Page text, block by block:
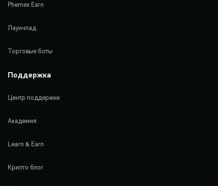
Phemex Earn
Лаунчпад
Торговые боты
Поддержка
Центр поддержки
Академия
Learn & Earn
Крипто блог